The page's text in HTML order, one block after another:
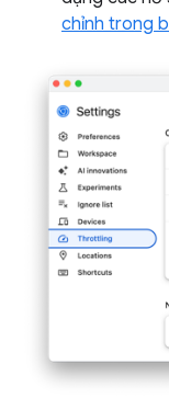
chỉnh trong